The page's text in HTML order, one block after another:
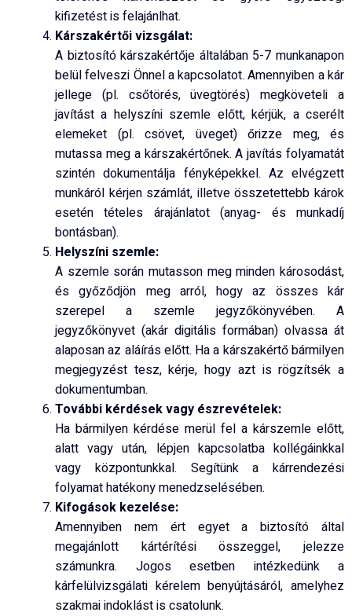
kifizetést is felajánlhat.
Kárszakértői vizsgálat:
A biztosító kárszakértője általában 5-7 munkanapon
belül felveszi Önnel a kapcsolatot. Amennyiben a kár
jellege (pl. csőtörés, üvegtörés) megköveteli a
javítást a helyszíni szemle előtt, kérjük, a cserélt
elemeket (pl. csövet, üveget) őrizze meg, és
mutassa meg a kárszakértőnek. A javítás folyamatát
szintén dokumentálja fényképekkel. Az elvégzett
munkáról kérjen számlát, illetve összetettebb károk
esetén tételes árajánlatot (anyag- és munkadíj
bontásban).
Helyszíni szemle:
A szemle során mutasson meg minden károsodást,
és győződjön meg arról, hogy az összes kár
szerepel a szemle jegyzőkönyvében. A
jegyzőkönyvet (akár digitális formában) olvassa át
alaposan az aláírás előtt. Ha a kárszakértő bármilyen
megjegyzést tesz, kérje, hogy azt is rögzítsék a
dokumentumban.
További kérdések vagy észrevételek:
Ha bármilyen kérdése merül fel a kárszemle előtt,
alatt vagy után, lépjen kapcsolatba kollégáinkkal
vagy központunkkal. Segítünk a kárrendezési
folyamat hatékony menedzselésében.
Kifogások kezelése:
Amennyiben nem ért egyet a biztosító által
megajánlott kártérítési összeggel, jelezze
számunkra. Jogos esetben intézkedünk a
kárfelülvizsgálati kérelem benyújtásáról, amelyhez
szakmai indoklást is csatolunk.